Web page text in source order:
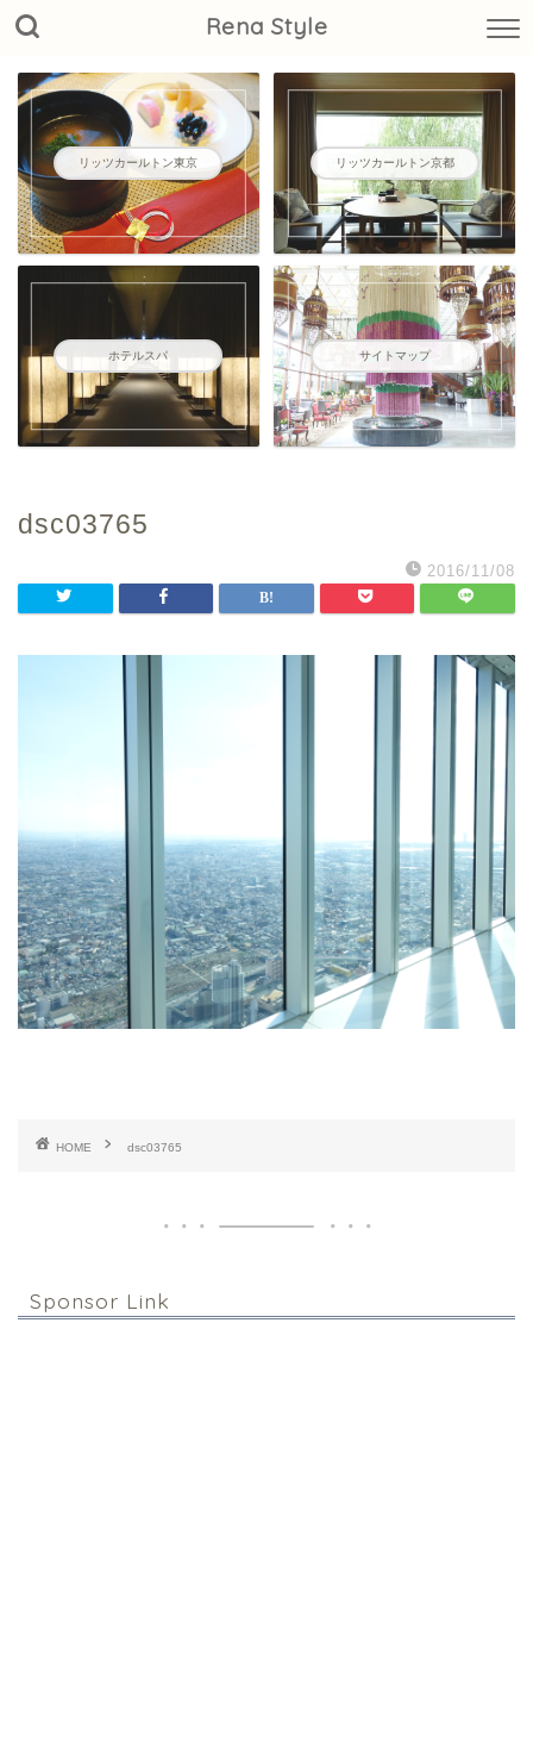
Rena Style
リッツカールトン東京 リッツカールトン京都
ホテルスパ サイトマップ
dsc03765
2016/11/08
HOME dsc03765
Sponsor Link